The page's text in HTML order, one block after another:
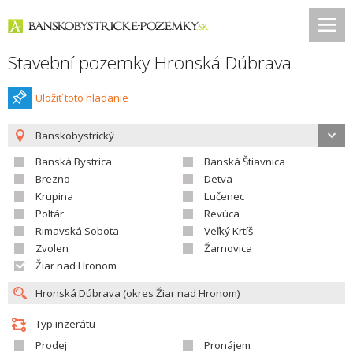
Stavební pozemky Hronská Dúbrava
Uložiť toto hladanie
Banskobystrický
Banská Bystrica
Banská Štiavnica
Brezno
Detva
Krupina
Lučenec
Poltár
Revúca
Rimavská Sobota
Veľký Krtíš
Zvolen
Žarnovica
Žiar nad Hronom
Typ inzerátu
Prodej
Pronájem